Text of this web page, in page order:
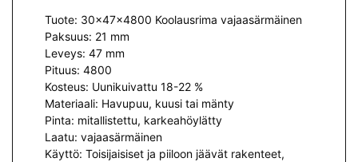
Tuote: 30x47x4800 Koolausrima vajaasärmäinen
Paksuus: 21 mm
Leveys: 47 mm
Pituus: 4800
Kosteus: Uunikuivattu 18-22 %
Materiaali: Havupuu, kuusi tai mänty
Pinta: mitallistettu, karkeahöylätty
Laatu: vajaasärmäinen
Käyttö: Toisijaisiset ja piiloon jäävät rakenteet,